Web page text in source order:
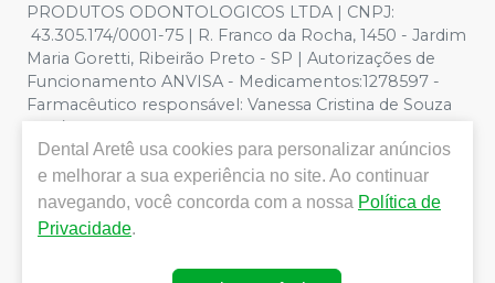
PRODUTOS ODONTOLOGICOS LTDA | CNPJ:
43.305.174/0001-75 | R. Franco da Rocha, 1450 - Jardim
Maria Goretti, Ribeirão Preto - SP | Autorizações de
Funcionamento ANVISA - Medicamentos:1278597 -
Farmacêutico responsável: Vanessa Cristina de Souza
CRF/SP nº 52627 | Política de Privacidade e Segurança -
Fotos meramente ilustrativas - Os preços e condições
da loja virtual estão sujeitos a alterações. Em caso de
divergência de preços no site, o valor válido é o do
Carrinho de Compra. Não vendemos por atacado, por
isso nos reservamos o direito de não atender compras
de grandes volumes pelo site.
Dental Aretê usa cookies para personalizar anúncios
e melhorar a sua experiência no site. Ao continuar
navegando, você concorda com a nossa Política de
Privacidade.